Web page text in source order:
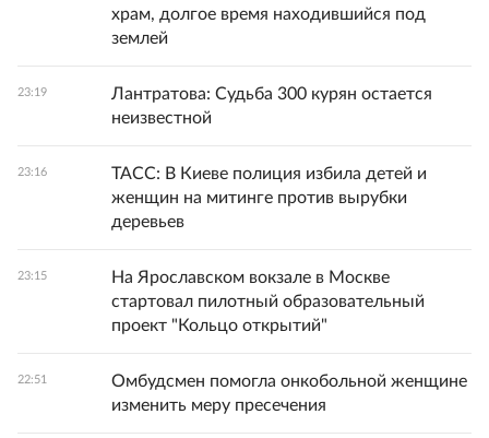
храм, долгое время находившийся под
землей
23:19
Лантратова: Судьба 300 курян остается
неизвестной
23:16
ТАСС: В Киеве полиция избила детей и
женщин на митинге против вырубки
деревьев
23:15
На Ярославском вокзале в Москве
стартовал пилотный образовательный
проект "Кольцо открытий"
22:51
Омбудсмен помогла онкобольной женщине
изменить меру пресечения